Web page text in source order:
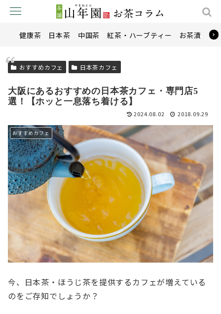
健康茶 日本茶 中国茶 紅茶・ハーブティー お茶漬け
おすすめカフェ 日本茶カフェ
大阪にあるおすすめの日本茶カフェ・専門店5
選！【ホッと一息落ち着ける】
2024.08.02 2018.09.29
おすすめカフェ
今、日本茶・ほうじ茶を提供するカフェが増えている
のをご存知でしょうか？